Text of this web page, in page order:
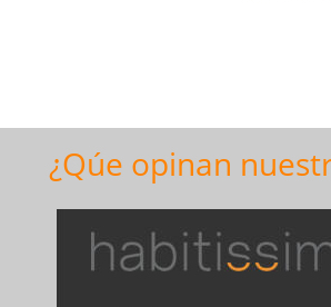
¿Qúe opinan